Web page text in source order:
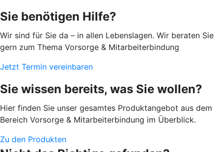
Sie benötigen Hilfe?
Wir sind für Sie da – in allen Lebenslagen. Wir beraten Sie
gern zum Thema Vorsorge & Mitarbeiterbindung
Jetzt Termin vereinbaren
Sie wissen bereits, was Sie wollen?
Hier finden Sie unser gesamtes Produktangebot aus dem
Bereich Vorsorge & Mitarbeiterbindung im Überblick.
Zu den Produkten